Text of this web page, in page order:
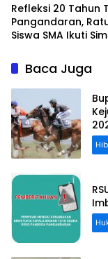
Refleksi 20 Tahun
Pangandaran,
Siswa SMA Ikuti
Tsunami
Baca Juga